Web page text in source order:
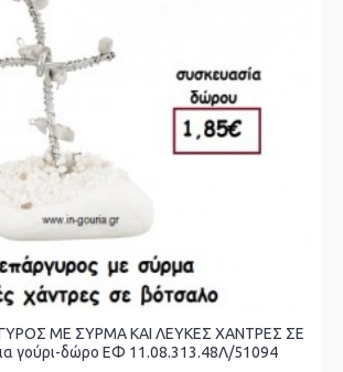
ΜΕ ΣΥΡΜΑ ΚΑΙ ΛΕΥΚΕΣ ΧΑΝΤΡΕΣ ΣΕ
γούρι-δώρο ΕΦ 11.08.313.48Λ/51094